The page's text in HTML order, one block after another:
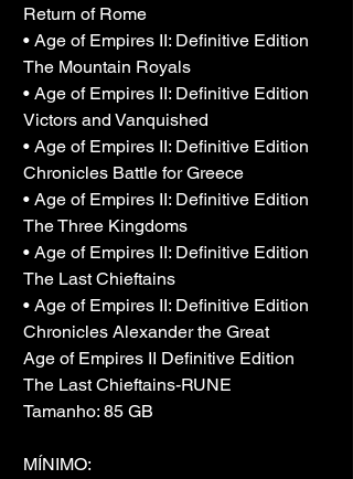
Return of Rome
• Age of Empires II: Definitive Edition
The Mountain Royals
• Age of Empires II: Definitive Edition
Victors and Vanquished
• Age of Empires II: Definitive Edition
Chronicles Battle for Greece
• Age of Empires II: Definitive Edition
The Three Kingdoms
• Age of Empires II: Definitive Edition
The Last Chieftains
• Age of Empires II: Definitive Edition
Chronicles Alexander the Great
Age of Empires II Definitive Edition
The Last Chieftains-RUNE
Tamanho: 85 GB
MÍNIMO: